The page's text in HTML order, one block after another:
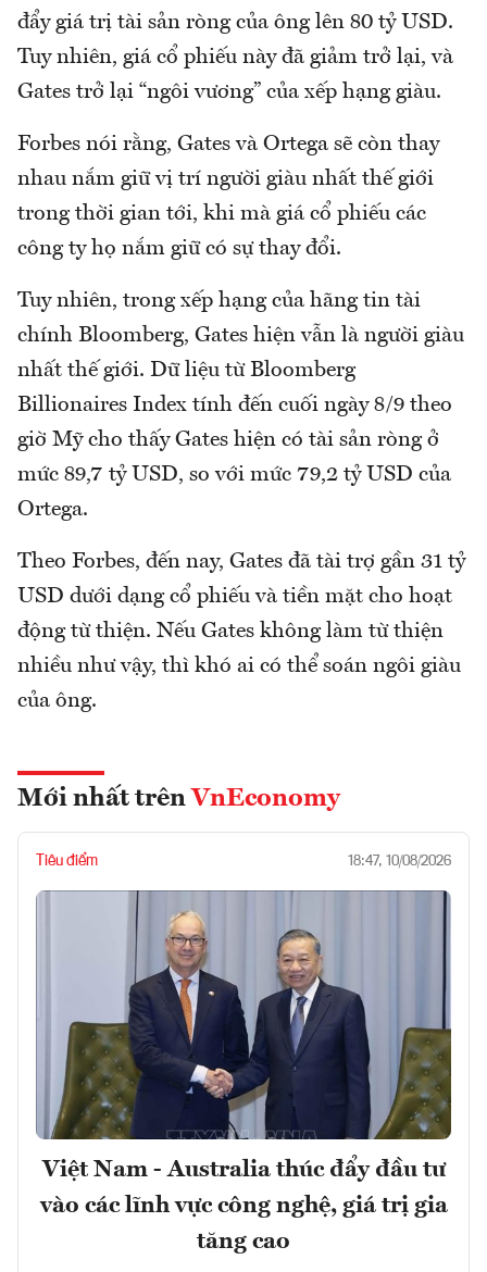
đẩy giá trị tài sản ròng của ông lên 80 tỷ USD.
Tuy nhiên, giá cổ phiếu này đã giảm trở lại, và
Gates trở lại “ngôi vương” của xếp hạng giàu.
Forbes nói rằng, Gates và Ortega sẽ còn thay
nhau nắm giữ vị trí người giàu nhất thế giới
trong thời gian tới, khi mà giá cổ phiếu các
công ty họ nắm giữ có sự thay đổi.
Tuy nhiên, trong xếp hạng của hãng tin tài
chính Bloomberg, Gates hiện vẫn là người giàu
nhất thế giới. Dữ liệu từ Bloomberg
Billionaires Index tính đến cuối ngày 8/9 theo
giờ Mỹ cho thấy Gates hiện có tài sản ròng ở
mức 89,7 tỷ USD, so với mức 79,2 tỷ USD của
Ortega.
Theo Forbes, đến nay, Gates đã tài trợ gần 31 tỷ
USD dưới dạng cổ phiếu và tiền mặt cho hoạt
động từ thiện. Nếu Gates không làm từ thiện
nhiều như vậy, thì khó ai có thể soán ngôi giàu
của ông.
Mới nhất trên VnEconomy
Tiêu điểm 18:47, 10/08/2026
Việt Nam - Australia thúc đẩy đầu tư
vào các lĩnh vực công nghệ, giá trị gia
tăng cao